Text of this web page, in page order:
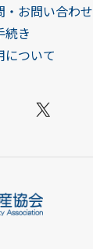
・お問い合わせ
続き
について
X